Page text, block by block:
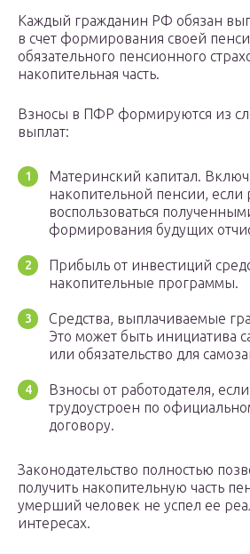
Каждый гражданин РФ обязан
в счет формирования своей
обязательного пенсионного
накопительная часть.
Взносы в ПФР формируются из
выплат:
Материнский капитал.
накопительной пенсии,
воспользоваться
формирования будущих
Прибыль от инвестиций
накопительные программы.
Средства, выплачиваемые
Это может быть инициатива
или обязательство для
Взносы от работодателя,
трудоустроен по
договору.
Законодательство полностью
получить накопительную часть
умерший человек не успел ее
интересах.